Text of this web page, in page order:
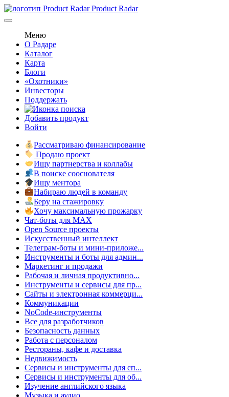
Product Radar
Меню
О Радаре
Каталог
Карта
Блоги
«Охотники»
Инвесторы
Поддержать
Добавить продукт
Войти
Рассматриваю финансирование
Продаю проект
Ищу партнерства и коллабы
В поиске сооснователя
Ищу ментора
Набираю людей в команду
Беру на стажировку
Хочу максимальную прожарку
Чат-боты для MAX
Open Source проекты
Искусственный интеллект
Телеграм-боты и мини-приложе...
Инструменты и боты для админ...
Маркетинг и продажи
Рабочая и личная продуктивно...
Инструменты и сервисы для пр...
Сайты и электронная коммерци...
Коммуникации
NoCode-инструменты
Все для разработчиков
Безопасность данных
Работа с персоналом
Рестораны, кафе и доставка
Недвижимость
Сервисы и инструменты для сп...
Сервисы и инструменты для об...
Изучение английского языка